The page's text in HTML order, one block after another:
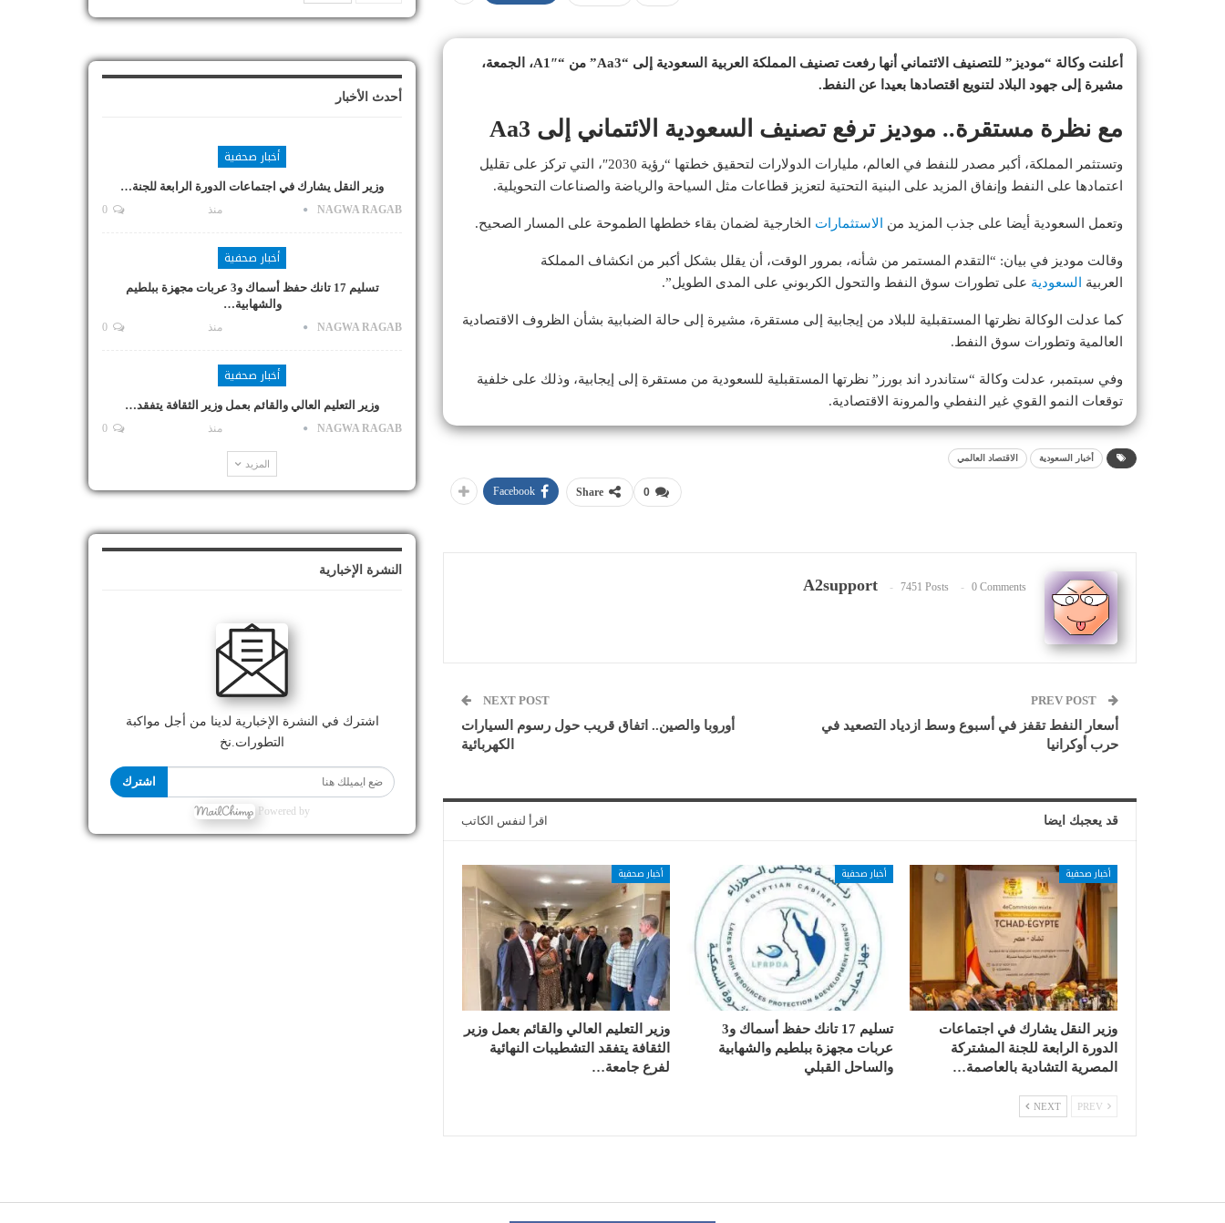
أعلنت وكالة “موديز” للتصنيف الائتماني أنها رفعت تصنيف المملكة العربية السعودية إلى “Aa3” من “A1″، الجمعة،
مشيرة إلى جهود البلاد لتنويع اقتصادها بعيدا عن النفط.
مع نظرة مستقرة.. موديز ترفع تصنيف السعودية الائتماني إلى Aa3
وتستثمر المملكة، أكبر مصدر للنفط في العالم، مليارات الدولارات لتحقيق خطتها “رؤية 2030″، التي تركز على تقليل
اعتمادها على النفط وإنفاق المزيد على البنية التحتية لتعزيز قطاعات مثل السياحة والرياضة والصناعات التحويلية.
وتعمل السعودية أيضا على جذب المزيد من الاستثمارات الخارجية لضمان بقاء خططها الطموحة على المسار الصحيح.
وقالت موديز في بيان: “التقدم المستمر من شأنه، بمرور الوقت، أن يقلل بشكل أكبر من انكشاف المملكة
العربية
السعودية على تطورات سوق النفط والتحول الكربوني على المدى الطويل”.
كما عدلت الوكالة نظرتها المستقبلية للبلاد من إيجابية إلى مستقرة، مشيرة إلى حالة الضبابية بشأن الظروف الاقتصادية
العالمية وتطورات سوق النفط.
وفي سبتمبر، عدلت وكالة “ستاندرد اند بورز” نظرتها المستقبلية للسعودية من مستقرة إلى إيجابية، وذلك على خلفية
توقعات النمو القوي غير النفطي والمرونة الاقتصادية.
أخبار السعودية الاقتصاد العالمي
0
Share
Facebook
A2support 7451 Posts 0 Comments
أسعار النفط تقفز في أسبوع وسط ازدياد التصعيد في
حرب أوكرانيا
NEXT POST
أوروبا والصين.. اتفاق قريب حول رسوم السيارات
الكهربائية
قد يعجبك ايضا اقرأ لنفس الكاتب
أخبار صحفية
وزير النقل يشارك في اجتماعات
الدورة الرابعة للجنة المشتركة
المصرية التشادية بالعاصمة…
أخبار صحفية
تسليم 17 تانك حفظ أسماك و3
عربات مجهزة ببلطيم والشهابية
والساحل القبلي
أخبار صحفية
وزير التعليم العالي والقائم بعمل وزير
الثقافة يتفقد التشطيبات النهائية
لفرع جامعة…
NEXT
أحدث الأخبار
أخبار صحفية
وزير النقل يشارك في اجتماعات الدورة الرابعة للجنة…
NAGWA RAGAB منذ
أخبار صحفية
تسليم 17 تانك حفظ أسماك و3 عربات مجهزة ببلطيم
والشهابية…
NAGWA RAGAB منذ
أخبار صحفية
وزير التعليم العالي والقائم بعمل وزير الثقافة يتفقد…
NAGWA RAGAB منذ
المزيد
النشرة الإخبارية
اشترك في النشرة الإخبارية لدينا من أجل مواكبة
التطورات.نخ
اشترك
Powered by